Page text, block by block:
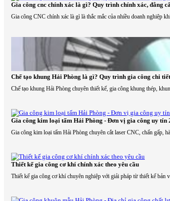
Gia công cnc chính xác là gì? Quy trình chính xác, đẳng
Gia công CNC chính xác là gì là thắc mắc của nhiều doanh nghiệp
Chế tạo khung Hải Phòng là gì? Quy trình gia công chi tiết
Chế tạo khung Hải Phòng chuyên thiết kế, gia công khung thép,
Gia công kim loại tấm Hải Phòng - Đơn vị gia công uy tín
Gia công kim loại tấm Hải Phòng chuyên cắt laser CNC, chấn gấp,
Thiết kế gia công cơ khí chính xác theo yêu cầu
Thiết kế gia công cơ khí chuyên nghiệp với giải pháp từ thiết kế bản